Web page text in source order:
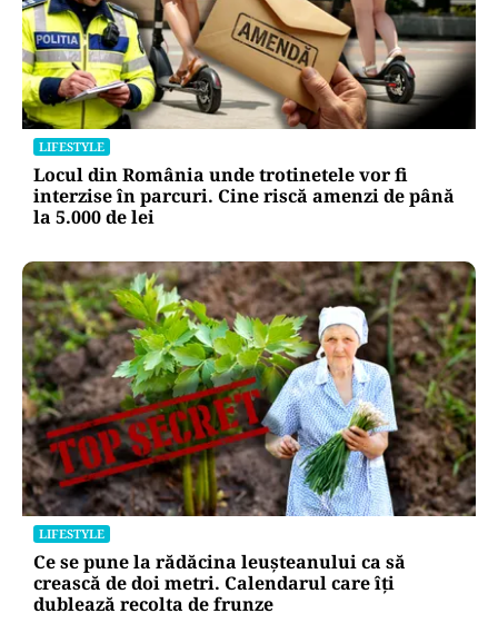
LIFESTYLE
Locul din România unde trotinetele vor fi
interzise în parcuri. Cine riscă amenzi de până
la 5.000 de lei
LIFESTYLE
Ce se pune la rădăcina leușteanului ca să
crească de doi metri. Calendarul care îți
dublează recolta de frunze